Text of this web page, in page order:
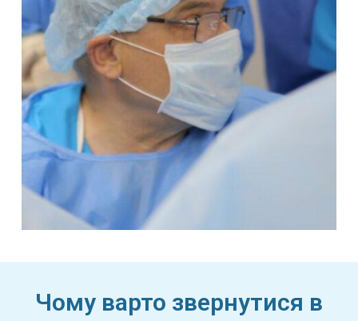
Чому варто звернутися в